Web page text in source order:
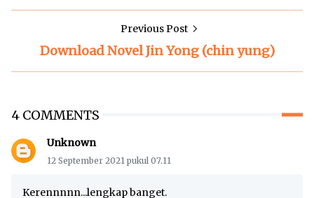
Previous Post
Download Novel Jin Yong (chin yung)
4 COMMENTS
Unknown
12 September 2021 pukul 07.11
Kerennnnn...lengkap banget.